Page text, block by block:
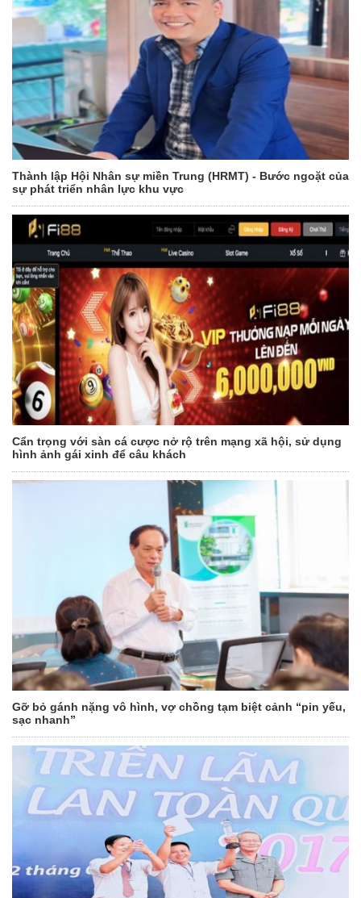
Thành lập Hội Nhân sự miền Trung (HRMT) - Bước ngoặt của
sự phát triển nhân lực khu vực
Cẩn trọng với sàn cá cược nở rộ trên mạng xã hội, sử dụng
hình ảnh gái xinh để câu khách
Gỡ bỏ gánh nặng vô hình, vợ chồng tạm biệt cảnh “pin yếu,
sạc nhanh”